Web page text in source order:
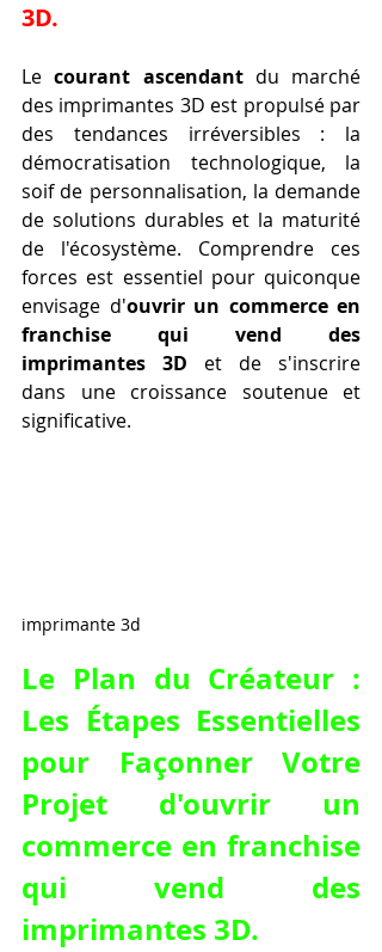
3D.
Le courant ascendant du marché
des imprimantes 3D est propulsé par
des tendances irréversibles : la
démocratisation technologique, la
soif de personnalisation, la demande
de solutions durables et la maturité
de l'écosystème. Comprendre ces
forces est essentiel pour quiconque
envisage d'ouvrir un commerce en
franchise qui vend des
imprimantes 3D et de s'inscrire
dans une croissance soutenue et
significative.
imprimante 3d
Le Plan du Créateur :
Les Étapes Essentielles
pour Façonner Votre
Projet d'ouvrir un
commerce en franchise
qui vend des
imprimantes 3D.